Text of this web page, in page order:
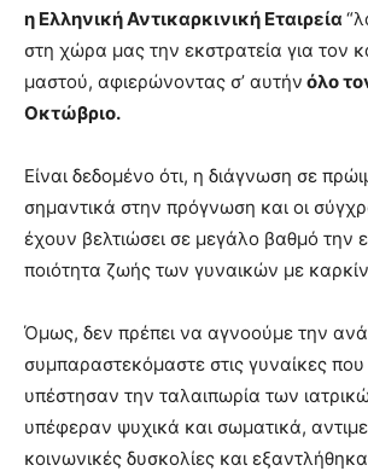
η Ελληνική Αντικαρκινική Εταιρεία
στη χώρα μας την εκστρατεία για τον
μαστού, αφιερώνοντας σ’ αυτήν όλο
Οκτώβριο.
Είναι δεδομένο ότι, η διάγνωση σε
σημαντικά στην πρόγνωση και οι
έχουν βελτιώσει σε μεγάλο βαθμό την
ποιότητα ζωής των γυναικών με
Όμως, δεν πρέπει να αγνοούμε την
συμπαραστεκόμαστε στις γυναίκες
υπέστησαν την ταλαιπωρία των
υπέφεραν ψυχικά και σωματικά,
κοινωνικές δυσκολίες και